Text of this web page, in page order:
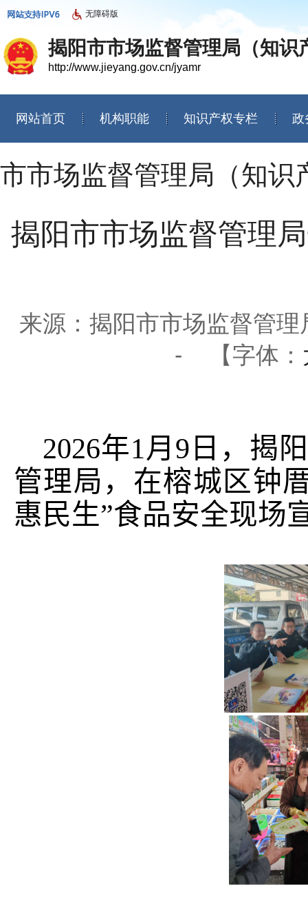
无障碍版
揭阳市市场监督管理局（知识
http://www.jieyang.gov.cn/jyamr
网站首页 机构职能 知识产权专栏 政
市市场监督管理局（知识
揭阳市市场监督管理
来源：揭阳市市场监督管理
-
【字体：
2026年1月 9 日，揭
管理局，在榕城区钟
惠民生”食品安全现场